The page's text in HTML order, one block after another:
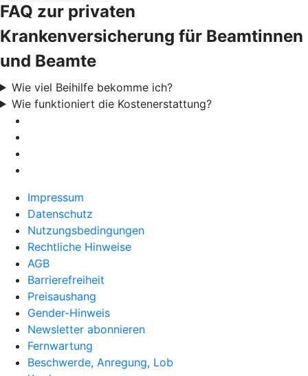
FAQ zur privaten
Krankenversicherung für Beamtinnen
und Beamte
Wie viel Beihilfe bekomme ich?
Wie funktioniert die Kostenerstattung?
Impressum
Datenschutz
Nutzungsbedingungen
Rechtliche Hinweise
AGB
Barrierefreiheit
Preisaushang
Gender-Hinweis
Newsletter abonnieren
Fernwartung
Beschwerde, Anregung, Lob